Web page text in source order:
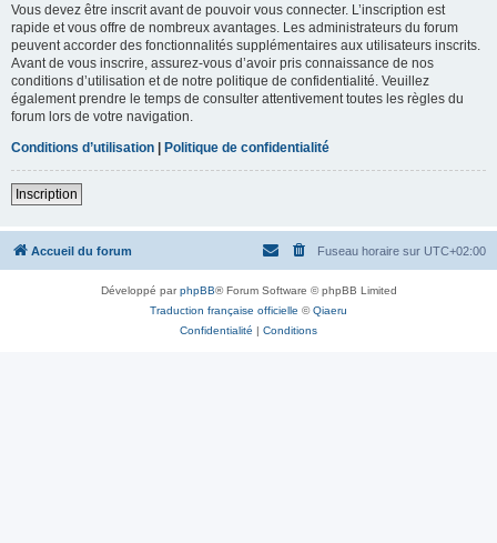
Vous devez être inscrit avant de pouvoir vous connecter. L’inscription est
rapide et vous offre de nombreux avantages. Les administrateurs du forum
peuvent accorder des fonctionnalités supplémentaires aux utilisateurs inscrits.
Avant de vous inscrire, assurez-vous d’avoir pris connaissance de nos
conditions d’utilisation et de notre politique de confidentialité. Veuillez
également prendre le temps de consulter attentivement toutes les règles du
forum lors de votre navigation.
Conditions d’utilisation | Politique de confidentialité
Inscription
Accueil du forum Fuseau horaire sur UTC+02:00
Développé parphpBB® Forum Software © phpBB Limited
Traduction française officielle ©Qiaeru
Confidentialité | Conditions